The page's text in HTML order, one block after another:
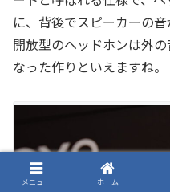
に、背後でスピーカーの
開放型のヘッドホンは外
なった作りといえますね。
メニュー ホーム